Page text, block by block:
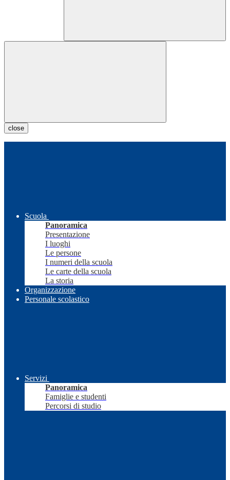
close
Scuola
Panoramica
Presentazione
I luoghi
Le persone
I numeri della scuola
Le carte della scuola
La storia
Organizzazione
Personale scolastico
Servizi
Panoramica
Famiglie e studenti
Percorsi di studio